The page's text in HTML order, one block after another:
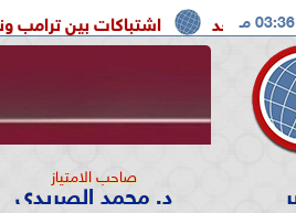
03:36 مـ
اشتباكات بين ترامب ونائبه بسبب
صاحب الامتياز
د. محمد الصريدي